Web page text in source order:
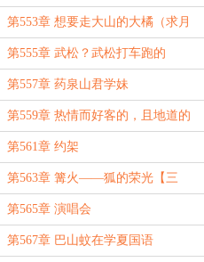
化
第553章 想要走大山的大橘（求月
票）
第555章 武松？武松打车跑的
第557章 药泉山君学妹
第559章 热情而好客的，且地道的
第561章 约架
第563章 篝火——狐的荣光【三
更】
第565章 演唱会
第567章 巴山蚊在学夏国语